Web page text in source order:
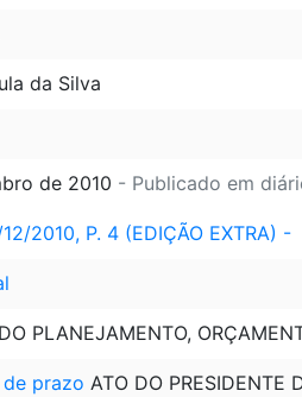
da Silva
de 2010 - Publicado em
12/2010, P. 4 (EDIÇÃO EXTRA) -
PLANEJAMENTO,
prazo ATO DO PRESIDENTE